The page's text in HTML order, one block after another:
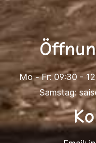
Mo - Fr: 09:30 -
Samstag: